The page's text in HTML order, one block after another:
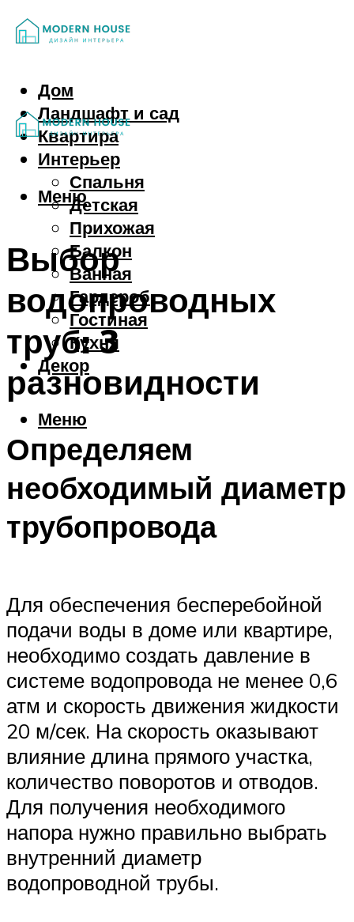
Дом
Ландшафт и сад
Квартира
Интерьер
Спальня
Детская
Прихожая
Балкон
Ванная
Гардероб
Гостиная
Кухня
Декор
Меню
Меню
Выбор
водопроводных
труб: 3
разновидности
Определяем
необходимый диаметр
трубопровода
Для обеспечения бесперебойной
подачи воды в доме или квартире,
необходимо создать давление в
системе водопровода не менее 0,6
атм и скорость движения жидкости
20 м/сек. На скорость оказывают
влияние длина прямого участка,
количество поворотов и отводов.
Для получения необходимого
напора нужно правильно выбрать
внутренний диаметр
водопроводной трубы.